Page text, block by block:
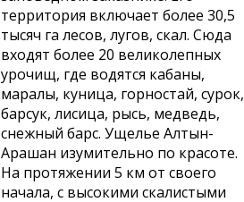
территория включает более 30,5
тысяч га лесов, лугов, скал. Сюда
входят более 20 великолепных
урочищ, где водятся кабаны,
маралы, куница, горностай, сурок,
барсук, лисица, рысь, медведь,
снежный барс. Ущелье Алтын-
Арашан изумительно по красоте.
На протяжении 5 км от своего
начала, с высокими скалистыми